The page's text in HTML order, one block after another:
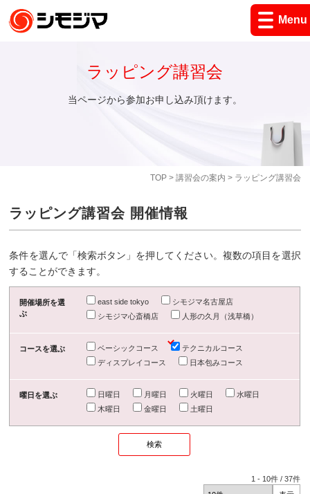
Menu
TOP> 講習会の案内 > ラッピング講習会
ラッピング講習会
当ページから参加お申し込み頂けます。
ラッピング講習会 開催情報
条件を選んで「検索ボタン」を押してください。複数の項目を選択
することができます。
開催場所を選
ぶ
east side tokyo
シモジマ名古屋店
シモジマ心斎橋店
人形の久月（浅草橋）
コースを選ぶ ベーシックコース
テクニカルコース
ディスプレイコース
日本包みコース
曜日を選ぶ 日曜日 月曜日 火曜日
水曜日
木曜日
金曜日 土曜日
1 - 10件 /37件